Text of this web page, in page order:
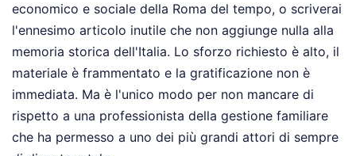
economico e sociale della Roma del tempo, o scriverai
l'ennesimo articolo inutile che non aggiunge nulla alla
memoria storica dell'Italia. Lo sforzo richiesto è alto, il
materiale è frammentato e la gratificazione non è
immediata. Ma è l'unico modo per non mancare di
rispetto a una professionista della gestione familiare
che ha permesso a uno dei più grandi attori di sempre